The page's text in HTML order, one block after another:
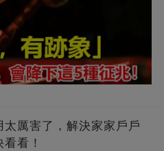
厲害了，解決家家戶戶
看！